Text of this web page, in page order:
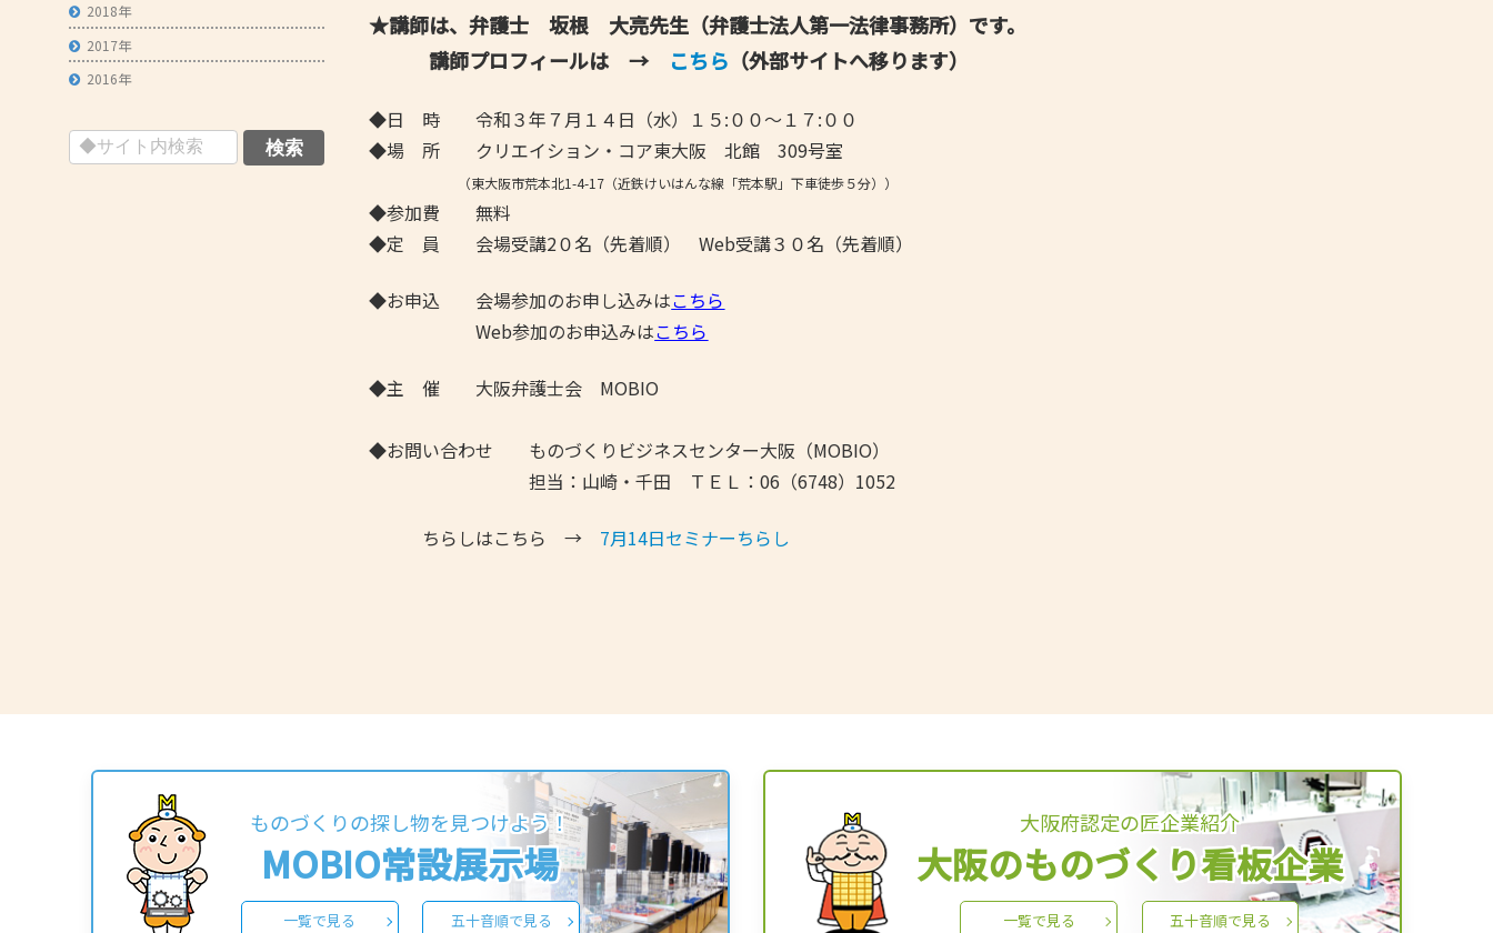
2018年
2017年
2016年
★講師は、弁護士 坂根 大亮先生（弁護士法人第一法律事務所）です。
講師プロフィールは →
こちら （外部サイトへ移ります）
◆日 時 令和３年７月１４日（水）１５:００～１７:００
◆場 所 クリエイション・コア東大阪 北館 309号室
（東大阪市荒本北1-4-17（近鉄けいはんな線「荒本駅」下車徒歩５分））
◆参加費 無料
◆定 員 会場受講2０名（先着順） Web受講３０名（先着順）
◆お申込 会場参加のお申し込みはこちら
Web参加のお申込みはこちら
◆主 催 大阪弁護士会 MOBIO
◆お問い合わせ ものづくりビジネスセンター大阪（MOBIO）
担当：山崎・千田 ＴＥＬ：06（6748）1052
ちらしはこちら → 7月14日セミナーちらし
ものづくりの探し物を見つけよう！
MOBIO常設展示場
一覧で見る 五十音順で見る
大阪府認定の匠企業紹介
大阪のものづくり看板企業
一覧で見る 五十音順で見る